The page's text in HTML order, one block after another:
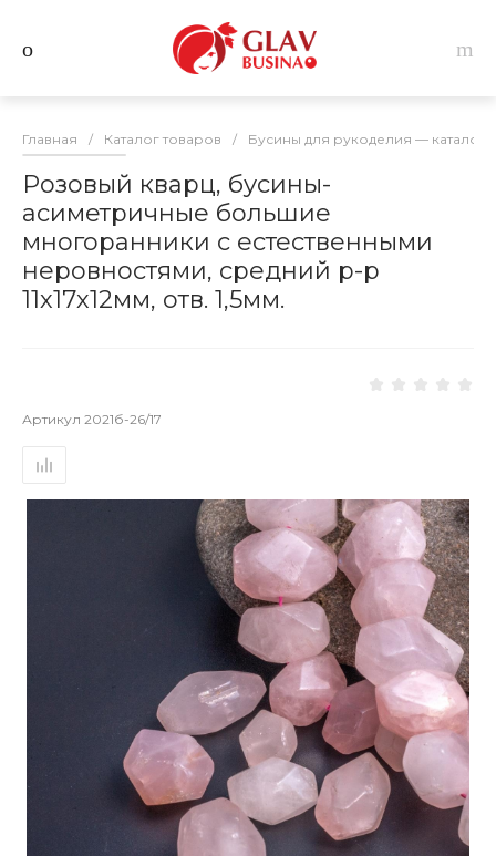
Главная / Каталог товаров / Бусины для рукоделия — каталог
Розовый кварц, бусины-
асиметричные большие
многоранники с естественными
неровностями, средний р-р
11х17х12мм, отв. 1,5мм.
Артикул 2021б-26/17